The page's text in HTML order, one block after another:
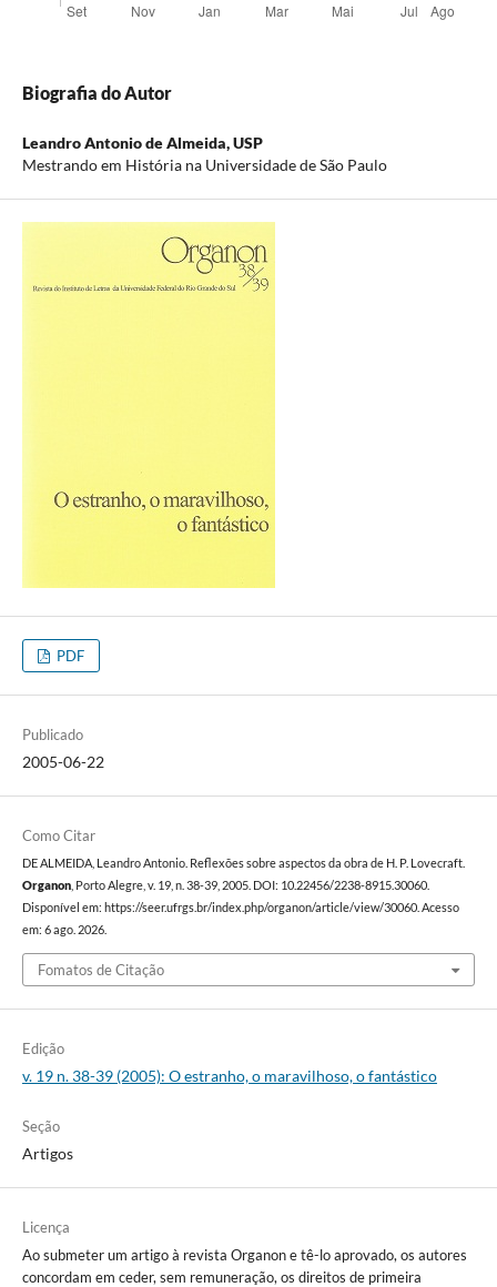
Biografia do Autor
Leandro Antonio de Almeida,USP
Mestrando em História na Universidade de São Paulo
PDF
Publicado
2005-06-22
Como Citar
DE ALMEIDA, Leandro Antonio. Reflexões sobre aspectos da obra de H. P. Lovecraft.
Organon, Porto Alegre, v. 19, n. 38-39, 2005. DOI: 10.22456/2238-8915.30060.
Disponível em: https://seer.ufrgs.br/index.php/organon/article/view/30060. Acesso
em: 6 ago. 2026.
Fomatos de Citação
Edição
v. 19 n. 38-39 (2005): O estranho, o maravilhoso, o fantástico
Seção
Artigos
Licença
Ao submeter um artigo à revista Organon e tê-lo aprovado, os autores
concordam em ceder, sem remuneração, os direitos de primeira